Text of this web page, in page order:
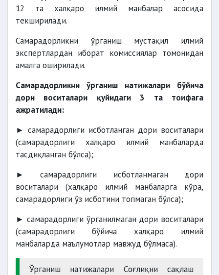
12 та халқаро илмий манбалар асосида
текширилади.
Самарадорликни ўрганиш мустақил илмий
экспертлардан иборат комиссиялар томонидан
амалга оширилади.
Самарадорликни ўрганиш натижалари бўйича
дори воситалари қуйидаги 3 та тоифага
ажратилади:
► самарадорлиги исботланган дори воситалари
(самарадорлиги халқаро илмий манбаларда
тасдиқланган бўлса);
► самарадорлиги исботланмаган дори
воситалари (халқаро илмий манбаларга кўра,
самарадорлиги ўз исботини топмаган бўлса);
► самарадорлиги ўрганилмаган дори воситалари
(самарадорлиги бўйича халқаро илмий
манбаларда маълумотлар мавжуд бўлмаса).
Ўрганиш натижалари Соғлиқни сақлаш